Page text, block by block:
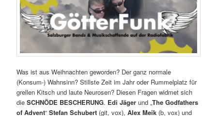
Was ist aus Weihnachten geworden? Der ganz normale
(Konsum-) Wahnsinn? Stillste Zeit im Jahr oder Rummelplatz für
grellen Kitsch und laute Neurosen? Diesen Fragen widmet sich
dieSCHNÖDE BESCHERUNG. Edi Jäger und „The Godfathers
of Advent“Stefan Schubert (git, vox),Alex Meik (b, vox) und